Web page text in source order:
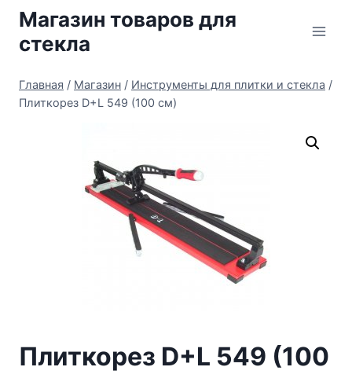
Перейти
содержимому
Магазин товаров для
стекла
Главная / Магазин / Инструменты для плитки и стекла /
Плиткорез D+L 549 (100 см)
Плиткорез D+L 549 (100